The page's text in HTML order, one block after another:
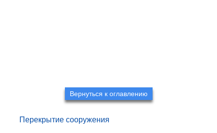
Вернуться к оглавлению
Перекрытие сооружения